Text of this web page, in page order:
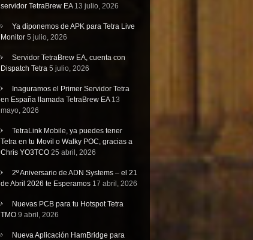
servidor TetraBrew EA 13 julio, 2026
Ya diponemos de APK para Tetra Live
Monitor 5 julio, 2026
Servidor TetraBrew EA, cuenta con
Dispatch Tetra 5 julio, 2026
Inaguramos el Primer Servidor Tetra
en España llamada TetraBrew EA 13
mayo, 2026
TetraLink Mobile, ya puedes tener
Tetra en tu Movil o Walky POC, gracias a
Chris YO3TCO 25 abril, 2026
2º Aniversario de ADN Systems – el 21
de Abril 2026 te Esperamos 17 abril, 2026
Nuevas PCB para tu Hotspot Tetra
TMO 9 abril, 2026
Nueva Aplicación HamBridge para